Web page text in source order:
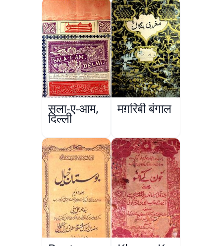
सला-ए-आम,
दिल्ली
मग़रिबी बंगाल